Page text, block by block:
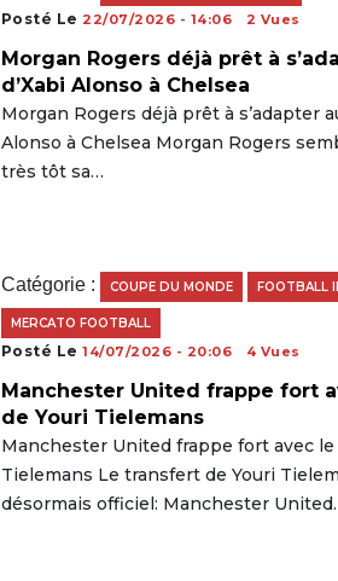
Posté Le 22/07/2026 - 14:06 2 Vues
Morgan Rogers déjà prêt à
d’Xabi Alonso à Chelsea
Morgan Rogers déjà prêt à s’adapter
Alonso à Chelsea Morgan Rogers
très tôt sa…
Catégorie : COUPE DU MONDE FOOTBALL
MERCATO FOOTBALL
Posté Le14/07/2026 - 20:06 4 Vues
Manchester United frappe fort
de Youri Tielemans
Manchester United frappe fort avec
Tielemans Le transfert de Youri
désormais officiel: Manchester